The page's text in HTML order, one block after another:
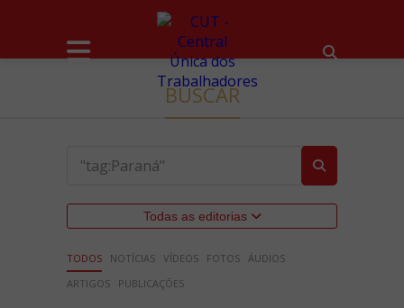
BUSCAR
Todas as editorias
TODOS NOTÍCIAS VÍDEOS FOTOS ÁUDIOS
ARTIGOS
PUBLICAÇÕES